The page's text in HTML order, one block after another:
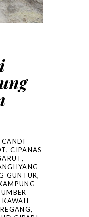
CANDI
,CIPANAS
,
GUNTUR,
KAWAH
,